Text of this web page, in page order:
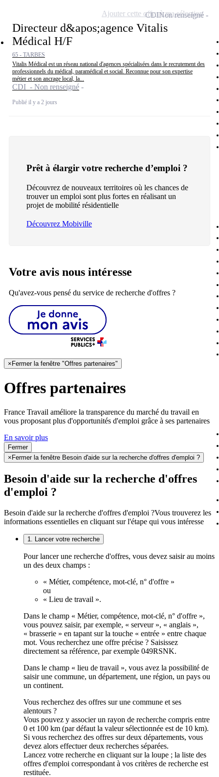
Directeur d&apos;agence Vitalis
Médical H/F
65 - TARBES
Vitalis Médical est un réseau national d'agences spécialisées dans le recrutement des
professionnels du médical, paramédical et social. Reconnue pour son expertise
métier et son ancrage local, la...
CDI - Non renseigné
Publié il y a 2 jours
CDINon renseigné
Ajouter cette offre à ma sélection
Prêt à élargir votre recherche d’emploi ?
Découvrez de nouveaux territoires où les chances de
trouver un emploi sont plus fortes en réalisant un
projet de mobilité résidentielle
Découvrez Mobiville
Votre avis nous intéresse
Qu'avez-vous pensé du service de recherche d'offres ?
× Fermer la fenêtre "Offres partenaires"
Offres partenaires
France Travail améliore la transparence du marché du travail en
vous proposant plus d'opportunités d'emploi grâce à ses partenaires
En savoir plus
Fermer
× Fermer la fenêtre Besoin d'aide sur la recherche d'offres d'emploi ?
Besoin d'aide sur la recherche d'offres
d'emploi ?
Besoin d'aide sur la recherche d'offres d'emploi ?Vous trouverez les
informations essentielles en cliquant sur l'étape qui vous intéresse
1. Lancer votre recherche
Pour lancer une recherche d'offres, vous devez saisir au moins
un des deux champs :
« Métier, compétence, mot-clé, n° d'offre »
ou
« Lieu de travail ».
Dans le champ « Métier, compétence, mot-clé, n° d'offre »,
vous pouvez saisir, par exemple, « serveur », « anglais »,
« brasserie » en tapant sur la touche « entrée » entre chaque
mot. Vous recherchez une offre précise ? Saisissez
directement sa référence, par exemple 049RSNK.
Dans le champ « lieu de travail », vous avez la possibilité de
saisir une commune, un département, une région, un pays ou
un continent.
Vous recherchez des offres sur une commune et ses
alentours ?
Vous pouvez y associer un rayon de recherche compris entre
0 et 100 km (par défaut la valeur sélectionnée est de 10 km).
Si vous recherchez des offres sur deux départements, vous
devez alors effectuer deux recherches séparées.
Lancez votre recherche en cliquant sur la loupe ; la liste des
offres d'emploi correspondant à vos critères de recherche est
restituée.